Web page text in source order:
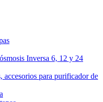
Inversa 6, 12 y 24
accesorios para purificador de